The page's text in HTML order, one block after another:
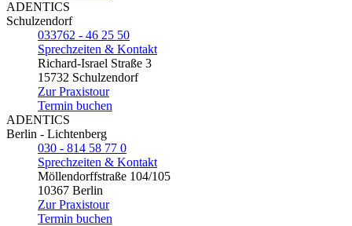
ADENTICS
Schulzendorf
033762 - 46 25 50
Sprechzeiten & Kontakt
Richard-Israel Straße 3
15732 Schulzendorf
Zur Praxistour
Termin buchen
ADENTICS
Berlin - Lichtenberg
030 - 814 58 77 0
Sprechzeiten & Kontakt
Möllendorffstraße 104/105
10367 Berlin
Zur Praxistour
Termin buchen